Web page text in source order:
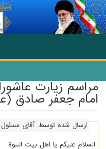
انتقال به محتوای اصلی
مراسم زیارت
امام جعفر صادق
ارسال شده توسط آقای
السلام علیکم یا اهل بیت النبوة